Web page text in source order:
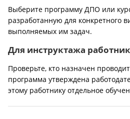
Выберите программу ДПО или
разработанную для конкретного
выполняемых им задач.
Для инструктажа
Проверьте, кто назначен
программа утверждена
этому работнику отдельное